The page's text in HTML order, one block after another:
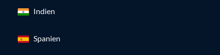
Indien
Spanien